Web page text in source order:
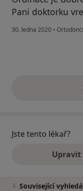
Pani doktorku
30. ledna 2020 •
Jste tento lékař?
Upravit
Související